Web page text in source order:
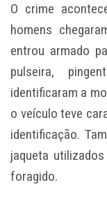
O crime
homens
entrou armado
pulseira,
identificaram a
o veículo teve
identificação.
jaqueta
foragido.